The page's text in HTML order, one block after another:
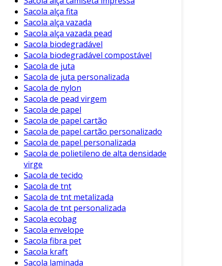
Sacola alça fita
Sacola alça vazada
Sacola alça vazada pead
Sacola biodegradável
Sacola biodegradável compostável
Sacola de juta
Sacola de juta personalizada
Sacola de nylon
Sacola de pead virgem
Sacola de papel
Sacola de papel cartão
Sacola de papel cartão personalizado
Sacola de papel personalizada
Sacola de polietileno de alta densidade
virge
Sacola de tecido
Sacola de tnt
Sacola de tnt metalizada
Sacola de tnt personalizada
Sacola ecobag
Sacola envelope
Sacola fibra pet
Sacola kraft
Sacola laminada